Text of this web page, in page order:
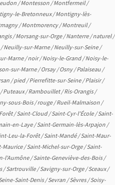
/Montesson /Montfermeil/
le-Bretonneux/Montigny-lès-
/Montmorency/Montreuil/
/Morsang-sur-Orge/Nanterre/naturel/
/Neuilly-sur-Marne/Neuilly-sur-Seine/
Marne/noir/Noisy-le-Grand/Noisy-le-
sur-Marne/Orsay/Osny/Palaiseau /
/pied/Pierrefitte-sur-Seine/Plaisir/
/Puteaux/Rambouillet/Ris-Orangis/
sous-Bois/rouge/Rueil-Malmaison /
/Saint-Cloud/Saint-Cyr-l'École/Saint-
en-Laye/Saint-Germain-lès-Arpajon /
Leu-la-Forêt/Saint-Mandé/Saint-Maur-
Maurice/Saint-Michel-sur-Orge/Saint-
l'Aumône/Sainte-Geneviève-des-Bois/
/Sartrouville/Savigny-sur-Orge/Sceaux/
Saint-Denis/Sevran /Sèvres/Soisy-